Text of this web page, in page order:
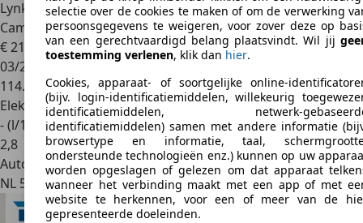
selectie over de cookies te maken of om de verwerking
persoonsgegevens te weigeren, voor zover deze op
van een gerechtvaardigd belang plaatsvindt. Wil jij
toestemming verlenen, klik dan hier.
Cookies, apparaat- of soortgelijke online-
(bijv. login-identificatiemiddelen, willekeurig
identificatiemiddelen, netwerk-
identificatiemiddelen) samen met andere informatie
browsertype en informatie, taal,
ondersteunde technologieën enz.) kunnen op uw
worden opgeslagen of gelezen om dat apparaat
wanneer het verbinding maakt met een app of met
website te herkennen, voor een of meer van de
gepresenteerde doeleinden.
Lynk & Co 011.5 261PK Plug-in Hybrid *Zwarte Hemel* 360
Camera
€ 21.9001
03/2024
114.796 km
Elektro/Benzine
- (l/100 km)
2,8
Autobedrijf
NL 5741 SX